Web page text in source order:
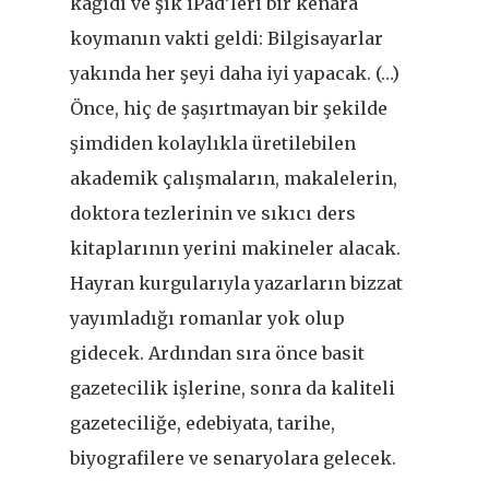
koymanın vakti geldi: Bilgisayarlar
yakında her şeyi daha iyi yapacak. (…)
Önce, hiç de şaşırtmayan bir şekilde
şimdiden kolaylıkla üretilebilen
akademik çalışmaların, makalelerin,
doktora tezlerinin ve sıkıcı ders
kitaplarının yerini makineler alacak.
Hayran kurgularıyla yazarların bizzat
yayımladığı romanlar yok olup
gidecek. Ardından sıra önce basit
gazetecilik işlerine, sonra da kaliteli
gazeteciliğe, edebiyata, tarihe,
biyografilere ve senaryolara gelecek.